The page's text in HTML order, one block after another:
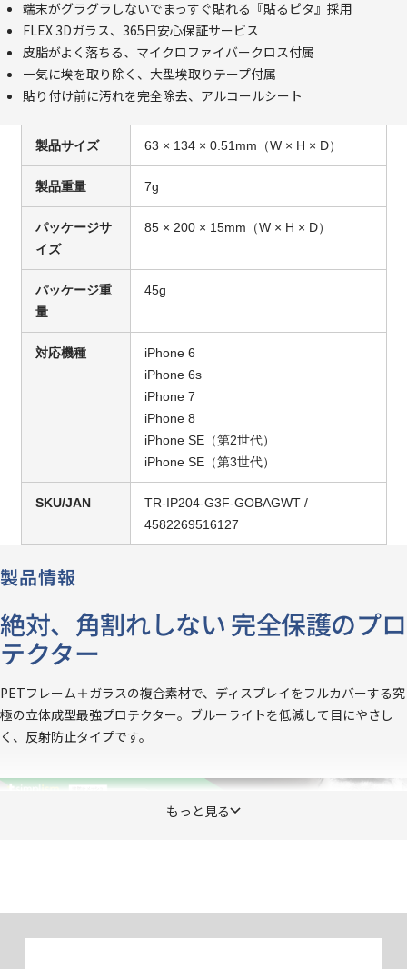
端末がグラグラしないでまっすぐ貼れる『貼るピタ』採用
FLEX 3Dガラス、365日安心保証サービス
皮脂がよく落ちる、マイクロファイバークロス付属
一気に埃を取り除く、大型埃取りテープ付属
貼り付け前に汚れを完全除去、アルコールシート
製品サイズ 63 × 134 × 0.51mm（W × H × D）
製品重量 7g
パッケージサ
イズ
85 × 200 × 15mm（W × H × D）
パッケージ重
量
45g
対応機種
iPhone 6
iPhone 6s
iPhone 7
iPhone 8
iPhone SE（第2世代）
iPhone SE（第3世代）
SKU/JAN
TR-IP204-G3F-GOBAGWT /
4582269516127
製品情報
絶対、角割れしない 完全保護のプロ
テクター
PETフレーム＋ガラスの複合素材で、ディスプレイをフルカバーする究
極の立体成型最強プロテクター。ブルーライトを低減して目にやさし
く、反射防止タイプです。
強化ガラスとPETフレームの複合構
もっと見る